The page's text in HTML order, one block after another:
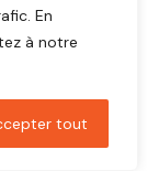
En
à notre
tout